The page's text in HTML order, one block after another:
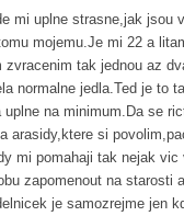
mi uplne strasne,jak jsou
mojemu.Je mi 22 a
zvracenim tak jednou az
normalne jedla.Ted je to
na minimum.Da se
arasidy,ktere si
mi pomahaji tak nejak vic
zapomenout na starosti
je samozrejme jen